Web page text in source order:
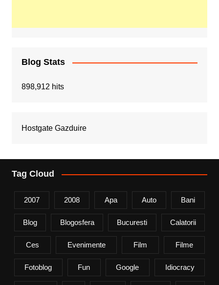
Blog Stats
898,912 hits
Hostgate Gazduire
Tag Cloud
2007 2008 Apa Auto Bani
Blog Blogosfera Bucuresti Calatorii
Ces Evenimente Film Filme
Fotoblog Fun Google Idiocracy